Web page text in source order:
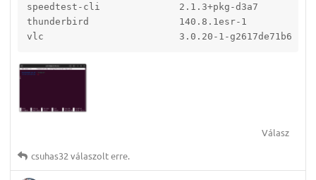
speedtest-cli              2.1.3+pkg-d3a7
thunderbird                140.8.1esr-1
vlc                        3.0.20-1-g2617de71b6
Válasz
csuhas32 válaszolt erre.